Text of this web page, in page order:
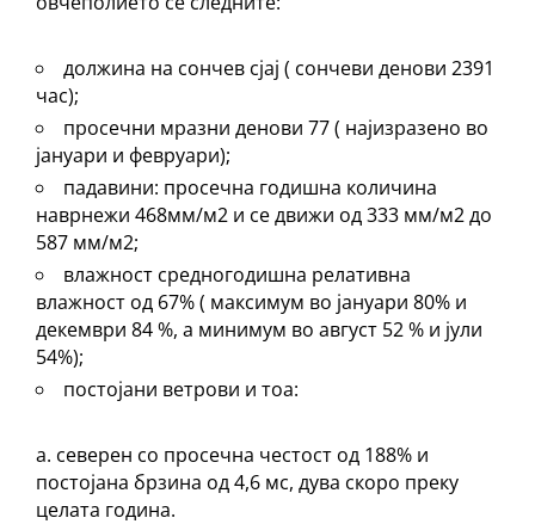
должина на сончев сјај ( сончеви денови 2391
час);
просечни мразни денови 77 ( најизразено во
јануари и февруари);
падавини: просечна годишна количина
наврнежи 468мм/м2 и се движи од 333 мм/м2 до
587 мм/м2;
влажност средногодишна релативна
влажност од 67% ( максимум во јануари 80% и
декември 84 %, а минимум во август 52 % и јули
54%);
постојани ветрови и тоа:
а. северен со просечна честост од 188% и
постојана брзина од 4,6 мс, дува скоро преку
целата година.